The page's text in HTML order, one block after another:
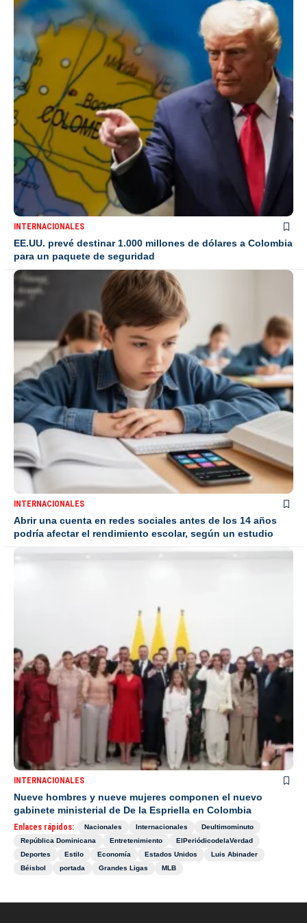
INTERNACIONALES
EE.UU. prevé destinar 1.000 millones de dólares a Colombia
para un paquete de seguridad
INTERNACIONALES
Abrir una cuenta en redes sociales antes de los 14 años
podría afectar el rendimiento escolar, según un estudio
INTERNACIONALES
Nueve hombres y nueve mujeres componen el nuevo
gabinete ministerial de De la Espriella en Colombia
Enlaces rápidos: Nacionales Internacionales
Deultimominuto
República Dominicana
Entretenimiento
ElPeriódicodelaVerdad
Deportes
Estilo Economía Estados Unidos
Luis Abinader
Béisbol
portada Grandes Ligas MLB